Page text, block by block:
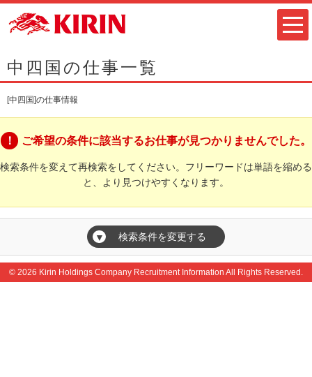
中四国の仕事一覧
[中四国]の仕事情報
ご希望の条件に該当するお仕事が見つかりませんでした。
検索条件を変えて再検索をしてください。フリーワードは単語を縮める
と、より見つけやすくなります。
▼ 検索条件を変更する
© 2026 Kirin Holdings Company Recruitment Information All Rights Reserved.